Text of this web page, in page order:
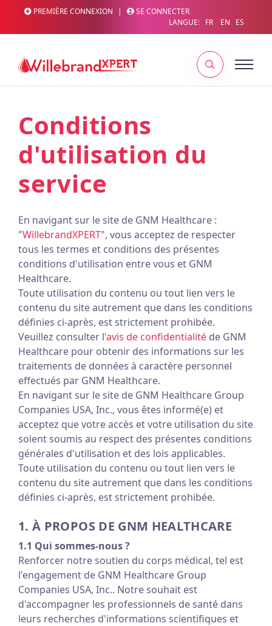
PREMIÈRE CONNEXION |
SE CONNECTER
LANGUE: FR EN ES
Conditions
d'utilisation du
service
En navigant sur le site de GNM Healthcare :
"WillebrandXPERT", vous acceptez de respecter
tous les termes et conditions des présentes
conditions d'utilisation entre vous et GNM
Healthcare.
Toute utilisation du contenu ou tout lien vers le
contenu du site autrement que dans les conditions
définies ci-après, est strictement prohibée.
Veuillez consulter l'avis de confidentialité de GNM
Healthcare pour obtenir des informations sur les
traitements de données à caractère personnel
effectués par GNM Healthcare.
En navigant sur le site de GNM Healthcare Group
Companies USA, Inc., vous êtes informé(e) et
acceptez que votre accès et votre utilisation du site
soient soumis au respect des présentes conditions
générales d'utilisation et des lois applicables.
Toute utilisation du contenu ou tout lien vers le
contenu du site autrement que dans les conditions
définies ci-après, est strictement prohibée.
1. À PROPOS DE GNM HEALTHCARE
1.1 Qui sommes-nous ?
Renforcer notre soutien du corps médical, tel est
l'engagement de GNM Healthcare Group
Companies USA, Inc.. Notre souhait est
d'accompagner les professionnels de santé dans
leurs recherches d'informations scientifiques et